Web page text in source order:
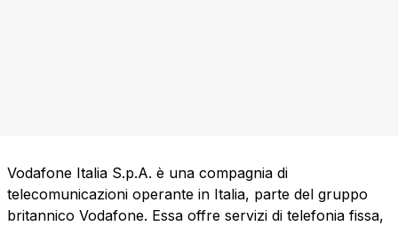
Vodafone Italia S.p.A. è una compagnia di
telecomunicazioni operante in Italia, parte del gruppo
britannico Vodafone. Essa offre servizi di telefonia fissa,